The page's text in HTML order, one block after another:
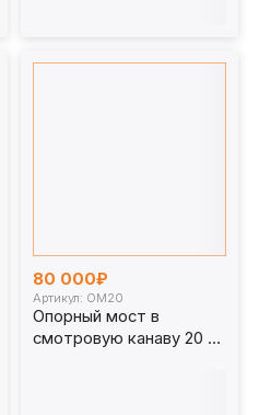
80 000₽
Артикул: ОМ20
Опорный мост в
смотровую канаву 20 т.